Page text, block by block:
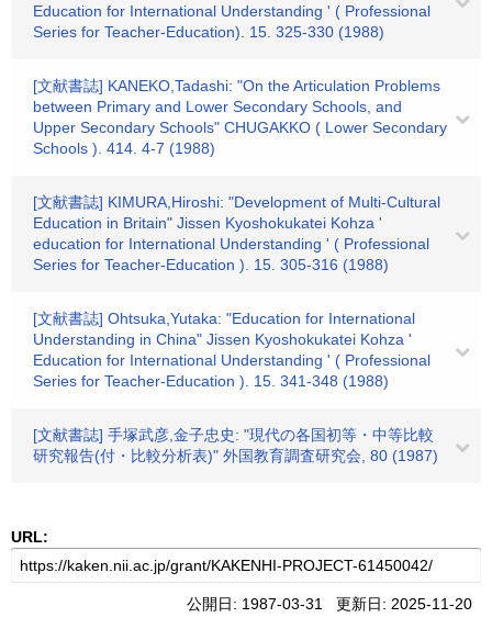
Education for International Understanding ' ( Professional
Series for Teacher-Education). 15. 325-330 (1988)
[文献書誌] KANEKO,Tadashi: "On the Articulation Problems
between Primary and Lower Secondary Schools, and
Upper Secondary Schools" CHUGAKKO ( Lower Secondary
Schools ). 414. 4-7 (1988)
[文献書誌] KIMURA,Hiroshi: "Development of Multi-Cultural
Education in Britain" Jissen Kyoshokukatei Kohza '
education for International Understanding ' ( Professional
Series for Teacher-Education ). 15. 305-316 (1988)
[文献書誌] Ohtsuka,Yutaka: "Education for International
Understanding in China" Jissen Kyoshokukatei Kohza '
Education for International Understanding ' ( Professional
Series for Teacher-Education ). 15. 341-348 (1988)
[文献書誌] 手塚武彦,金子忠史: "現代の各国初等・中等比較
研究報告(付・比較分析表)" 外国教育調査研究会, 80 (1987)
URL:
公開日: 1987-03-31 更新日: 2025-11-20